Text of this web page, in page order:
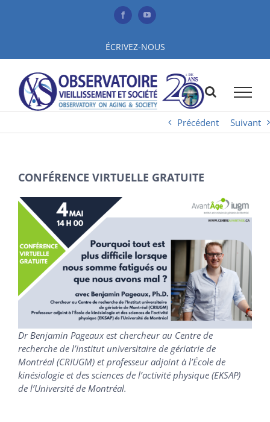
FacebookYouTube
ÉCRIVEZ-NOUS
Précédent Suivant
CONFÉRENCE VIRTUELLE GRATUITE
Dr Benjamin Pageaux est chercheur au Centre de
recherche de l’institut universitaire de gériatrie de
Montréal (CRIUGM) et professeur adjoint à l’École de
kinésiologie et des sciences de l’activité physique (EKSAP)
de l’Université de Montréal.